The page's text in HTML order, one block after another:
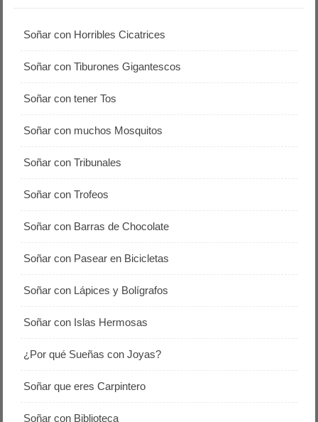
Soñar con Horribles Cicatrices
Soñar con Tiburones Gigantescos
Soñar con tener Tos
Soñar con muchos Mosquitos
Soñar con Tribunales
Soñar con Trofeos
Soñar con Barras de Chocolate
Soñar con Pasear en Bicicletas
Soñar con Lápices y Bolígrafos
Soñar con Islas Hermosas
¿Por qué Sueñas con Joyas?
Soñar que eres Carpintero
Soñar con Biblioteca